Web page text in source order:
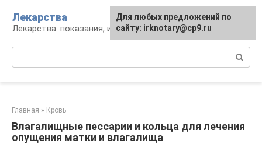
контенту
Лекарства
Лекарства: показания, инструкция, аналоги
Главная » Кровь
Влагалищные пессарии и кольца для лечения
опущения матки и влагалища
Для любых предложений по
сайту: irknotary@cp9.ru